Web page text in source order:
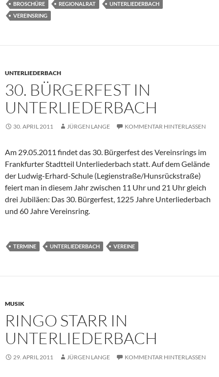
BROSCHÜRE REGIONALRAT
UNTERLIEDERBACH
VEREINSRING
UNTERLIEDERBACH
30. BÜRGERFEST IN
UNTERLIEDERBACH
30. APRIL 2011 JÜRGEN LANGE KOMMENTAR HINTERLASSEN
Am 29.05.2011 findet das 30. Bürgerfest des Vereinsrings im
Frankfurter Stadtteil Unterliederbach statt. Auf dem Gelände
der Ludwig-Erhard-Schule (Legienstraße/Hunsrückstraße)
feiert man in diesem Jahr zwischen 11 Uhr und 21 Uhr gleich
drei Jubiläen: Das 30. Bürgerfest, 1225 Jahre Unterliederbach
und 60 Jahre Vereinsring.
TERMINE UNTERLIEDERBACH VEREINE
MUSIK
RINGO STARR IN
UNTERLIEDERBACH
29. APRIL 2011 JÜRGEN LANGE KOMMENTAR HINTERLASSEN